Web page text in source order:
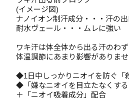
(イメージ図)
ナノイオン制汗成分・・・汗の
耐水ヴェール・・・ムレに強い
ワキ汗は体全体から出る汗のわ
体温調節にあまり影響がありませ
◆1日中しっかりニオイを防ぐ「
◆「嫌なニオイを目立たなくする
＋「ニオイ吸着成分」配合